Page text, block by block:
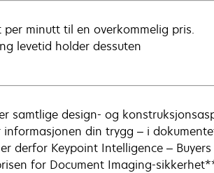
minutt til en overkommelig pris.
levetid holder dessuten
samtlige design- og
din trygg – i
derfor Keypoint Intelligence –
for Document Imaging-